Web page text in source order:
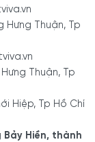
Hưng Thuận, Tp
Thuận, Tp
Hiệp, Tp Hồ Chí
Bảy Hiền, thành